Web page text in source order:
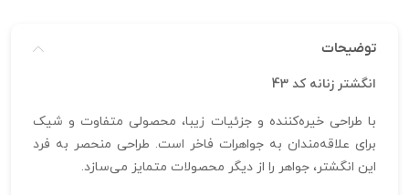
توضیحات
انگشتر زنانه کد 43
با طراحی خیره‌کننده و جزئیات زیبا، محصولی متفاوت و شیک
برای علاقه‌مندان به جواهرات فاخر است. طراحی منحصر به فرد
این انگشتر، جواهر را از دیگر محصولات متمایز می‌سازد.